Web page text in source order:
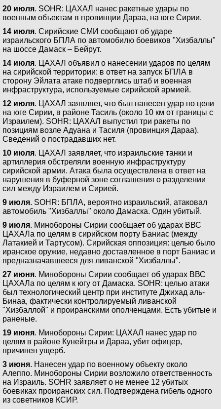
20 июля. SOHR: ЦАХАЛ нанес ракетные удары по
военным объектам в провинции Дараа, на юге Сирии.
14 июля. Сирийские СМИ сообщают об ударе
израильского БПЛА по автомобилю боевиков "Хизбаллы"
на шоссе Дамаск – Бейрут.
14 июля. ЦАХАЛ объявил о нанесении ударов по целям
на сирийской территории: в ответ на запуск БПЛА в
сторону Эйлата атаке подверглись штаб и военная
инфраструктура, используемые сирийской армией.
12 июля. ЦАХАЛ заявляет, что был нанесен удар по цели
на юге Сирии, в районе Тасиль (около 10 км от границы с
Израилем). SOHR: ЦАХАЛ выпустил три ракеты по
позициям возле Адуана и Тасиля (провинция Дараа).
Сведений о пострадавших нет.
10 июля. ЦАХАЛ заявляет, что израильские танки и
артиллерия обстреляли военную инфраструктуру
сирийской армии. Атака была осуществлена в ответ на
нарушения в буферной зоне соглашения о разделении
сил между Израилем и Сирией.
9 июля. SOHR: БПЛА, вероятно израильский, атаковал
автомобиль "Хизбаллы" около Дамаска. Один убитый.
9 июля. Минобороны Сирии сообщает об ударах ВВС
ЦАХАЛа по целям в сирийском порту Баниас (между
Латакией и Тартусом). Сирийская оппозиция: целью было
иранское оружие, недавно доставленное в порт Баниас и
предназначавшееся для ливанской "Хизбаллы".
27 июня. Минобороны Сирии сообщает об ударах ВВС
ЦАХАЛа по целям к югу от Дамаска. SOHR: целью атаки
был технологический центр при институте Джихад аль-
Бинаа, фактически контролируемый ливанской
"Хизбаллой" и проиранскими ополченцами. Есть убитые и
раненые.
19 июня. Минобороны Сирии: ЦАХАЛ нанес удар по
целям в районе Кунейтры и Дараа, убит офицер,
причинен ущерб.
3 июня. Нанесен удар по военному объекту около
Алеппо. Минобороны Сирии возложило ответственность
на Израиль. SOHR заявляет о не менее 12 убитых
боевиках проиранских сил. Подтверждена гибель одного
из советников КСИР.